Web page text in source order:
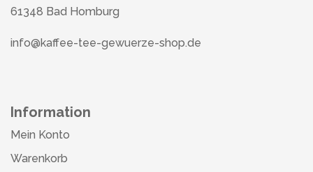
61348 Bad Homburg
info@kaffee-tee-gewuerze-shop.de
Information
Mein Konto
Warenkorb